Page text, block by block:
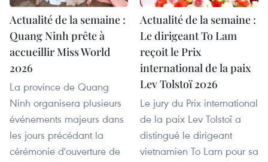
Actualité de la semaine :
Quang Ninh prête à
accueillir Miss World
2026
La province de Quang
Ninh organisera plusieurs
événements majeurs dans
les jours précédant la
cérémonie d'ouverture de
Actualité de la semaine :
Le dirigeant To Lam
reçoit le Prix
international de la paix
Lev Tolstoï 2026
Le jury du Prix international
de la paix Lev Tolstoï a
distingué le dirigeant
vietnamien To Lam pour sa